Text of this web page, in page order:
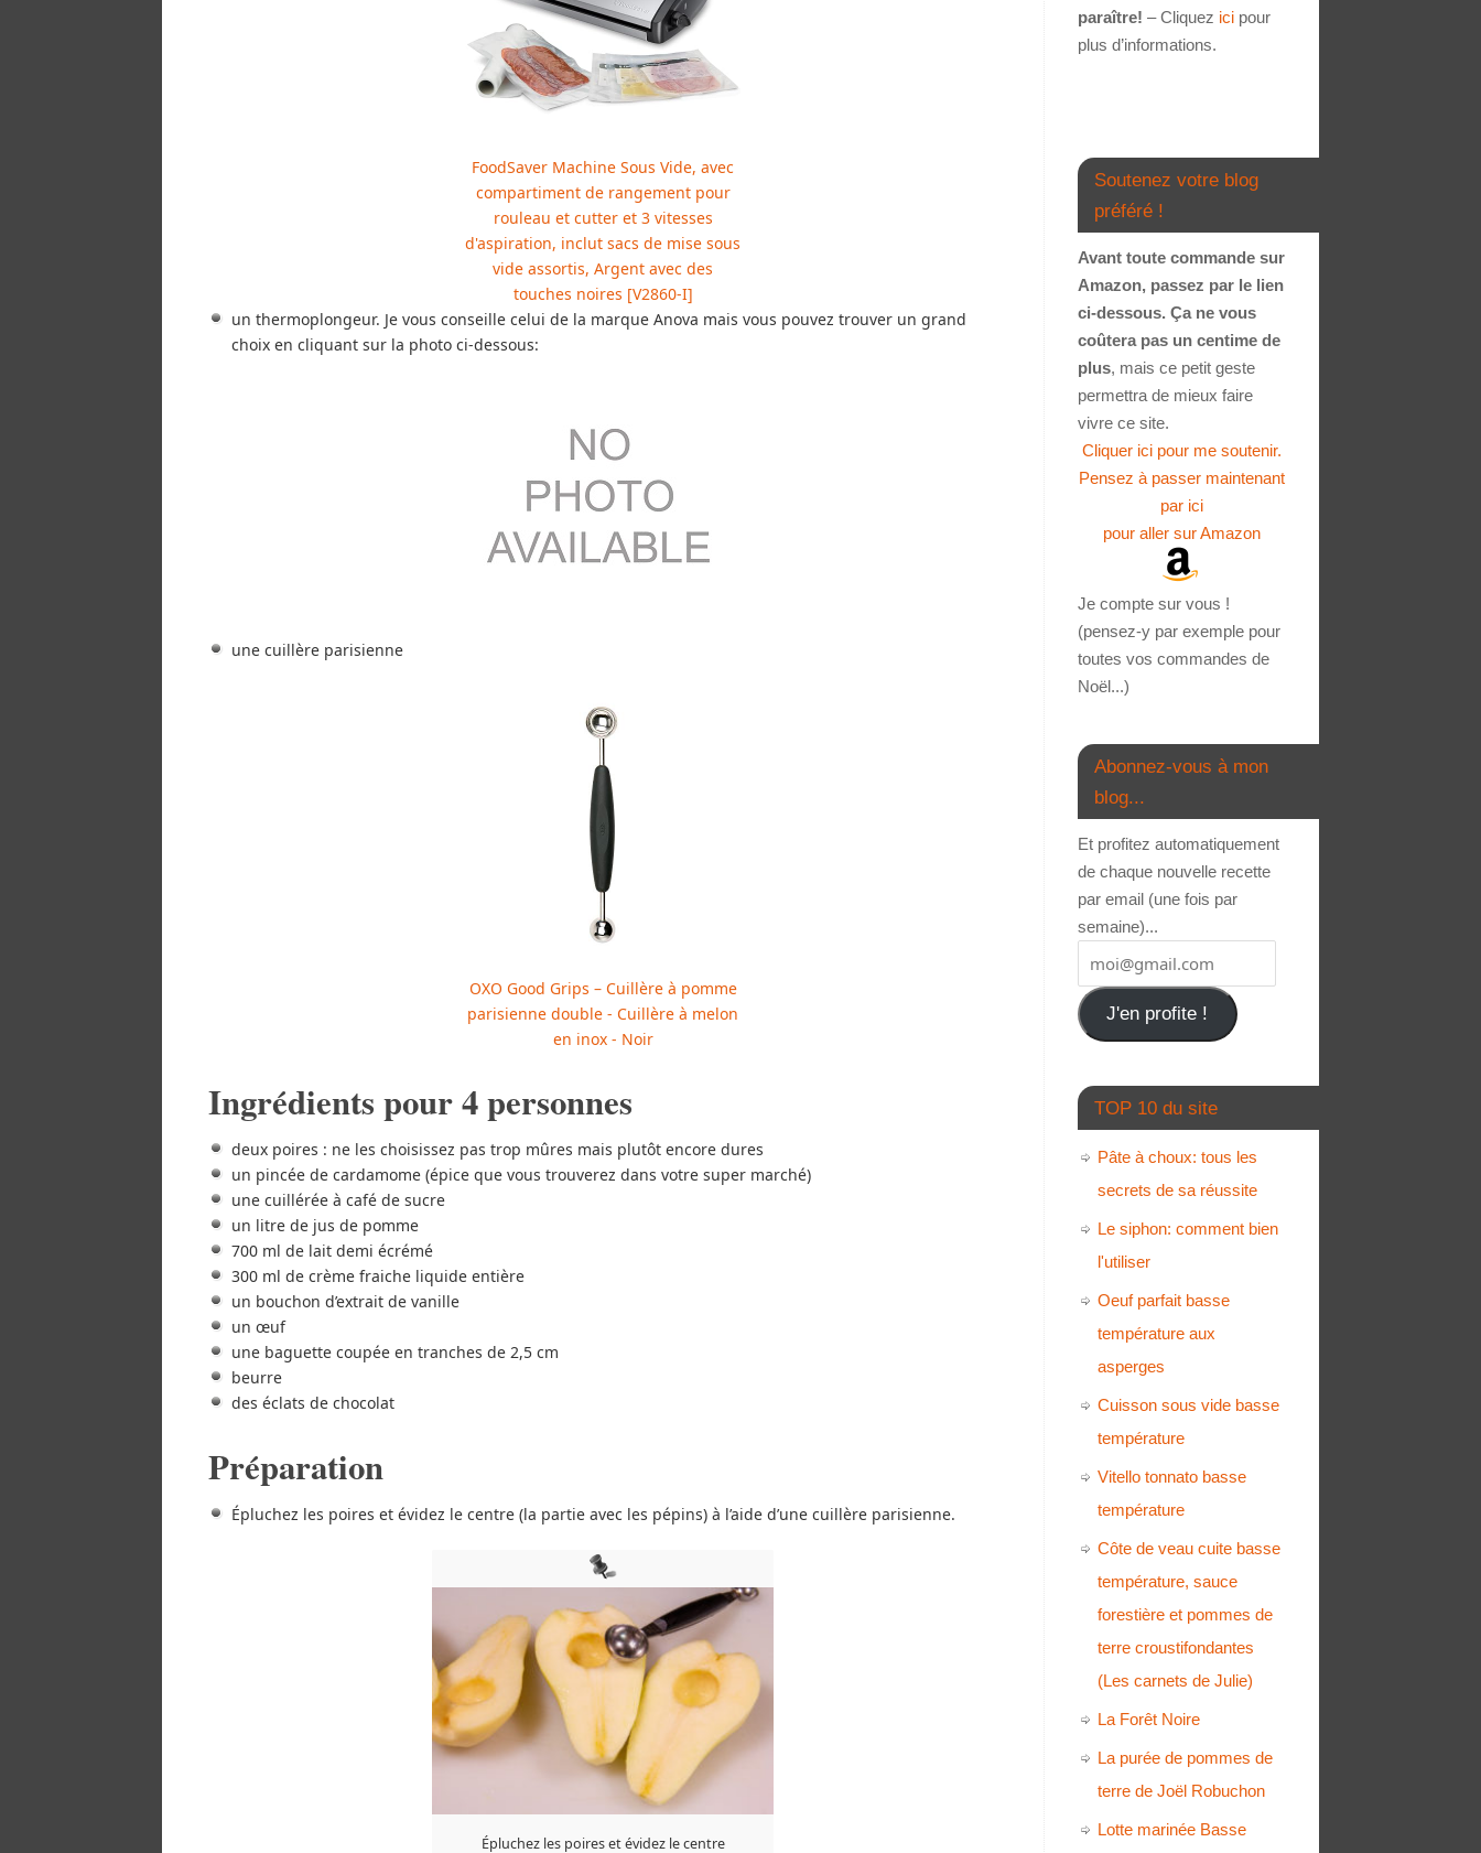
FoodSaver Machine Sous Vide, avec
compartiment de rangement pour
rouleau et cutter et 3 vitesses
d'aspiration, inclut sacs de mise sous
vide assortis, Argent avec des
touches noires [V2860-I]
un thermoplongeur. Je vous conseille celui de la marque Anova mais vous pouvez trouver un grand
choix en cliquant sur la photo ci-dessous:
une cuillère parisienne
OXO Good Grips – Cuillère à pomme
parisienne double - Cuillère à melon
en inox - Noir
Ingrédients pour 4 personnes
deux poires : ne les choisissez pas trop mûres mais plutôt encore dures
un pincée de cardamome (épice que vous trouverez dans votre super marché)
une cuillérée à café de sucre
un litre de jus de pomme
700 ml de lait demi écrémé
300 ml de crème fraiche liquide entière
un bouchon d’extrait de vanille
un œuf
une baguette coupée en tranches de 2,5 cm
beurre
des éclats de chocolat
Préparation
Épluchez les poires et évidez le centre (la partie avec les pépins) à l’aide d’une cuillère parisienne.
Épluchez les poires et évidez le centre
paraître! – Cliquez ici pour
plus d’informations.
Soutenez votre blog
préféré !
Avant toute commande sur
Amazon, passez par le lien
ci-dessous. Ça ne vous
coûtera pas un centime de
plus, mais ce petit geste
permettra de mieux faire
vivre ce site.
Cliquer ici pour me soutenir.
Pensez à passer maintenant
par ici
pour aller sur Amazon
Je compte sur vous !
(pensez-y par exemple pour
toutes vos commandes de
Noël...)
Abonnez-vous à mon
blog...
Et profitez automatiquement
de chaque nouvelle recette
par email (une fois par
semaine)...
J'en profite !
TOP 10 du site
Pâte à choux: tous les
secrets de sa réussite
Le siphon: comment bien
l'utiliser
Oeuf parfait basse
température aux
asperges
Cuisson sous vide basse
température
Vitello tonnato basse
température
Côte de veau cuite basse
température, sauce
forestière et pommes de
terre croustifondantes
(Les carnets de Julie)
La Forêt Noire
La purée de pommes de
terre de Joël Robuchon
Lotte marinée Basse